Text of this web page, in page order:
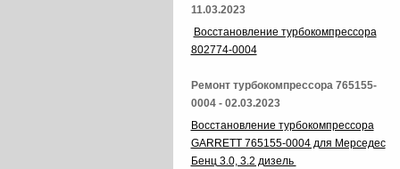
11.03.2023
Восстановление турбокомпрессора
802774-0004
Ремонт турбокомпрессора 765155-
0004 - 02.03.2023
Восстановление турбокомпрессора
GARRETT 765155-0004 для Мерседес
Бенц 3.0, 3.2 дизель